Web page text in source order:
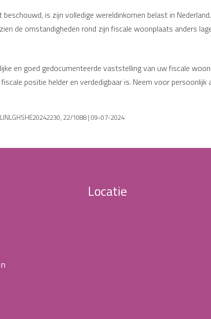
is zijn volledige wereldinkomen belast in
de omstandigheden rond zijn fiscale woonplaats anders
en goed gedocumenteerde vaststelling van uw fiscale
positie helder en verdedigbaar is. Neem voor
22/1088 | 09-07-2024
Locatie